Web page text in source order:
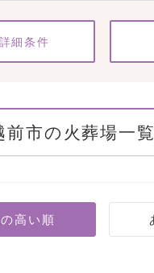
クリア
詳細条件
前市の火葬場一覧